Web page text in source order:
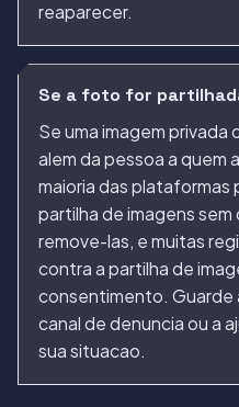
reaparecer.
Se a foto for
Se uma imagem privada
alem da pessoa a quem
maioria das plataformas
partilha de imagens
remove-las, e muitas
contra a partilha de
consentimento. Guarde
canal de denuncia ou a
sua situacao.